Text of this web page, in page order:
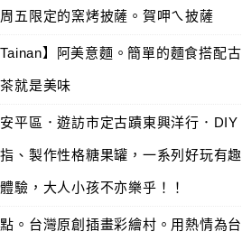
五限定的窯烤披薩。賀呷ㄟ披薩
Tainan】阿美意麵。簡單的麵食搭配古
就是美味
平區．遊訪市定古蹟東興洋行．DIY
、製作性格糖果罐，一系列好玩有趣
驗，大人小孩不亦樂乎！！
。台灣原創插畫彩繪村。用熱情為台